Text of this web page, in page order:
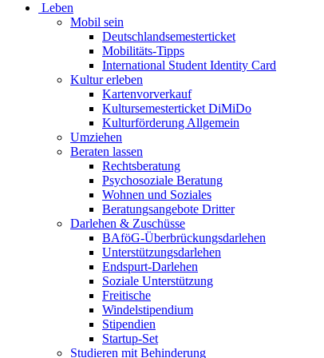
Leben
Mobil sein
Deutschlandsemesterticket
Mobilitäts-Tipps
International Student Identity Card
Kultur erleben
Kartenvorverkauf
Kultursemesterticket DiMiDo
Kulturförderung Allgemein
Umziehen
Beraten lassen
Rechtsberatung
Psychosoziale Beratung
Wohnen und Soziales
Beratungsangebote Dritter
Darlehen & Zuschüsse
BAföG-Überbrückungsdarlehen
Unterstützungsdarlehen
Endspurt-Darlehen
Soziale Unterstützung
Freitische
Windelstipendium
Stipendien
Startup-Set
Studieren mit Behinderung